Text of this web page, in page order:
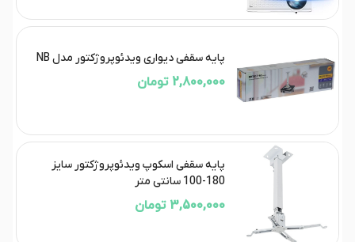
پایه سقفی دیواری ویدئوپروژکتور مدل NB
2,800,000 تومان
پایه سقفی اسکوپ ویدئوپروژکتور سایز
180-100 سانتی متر
3,500,000 تومان